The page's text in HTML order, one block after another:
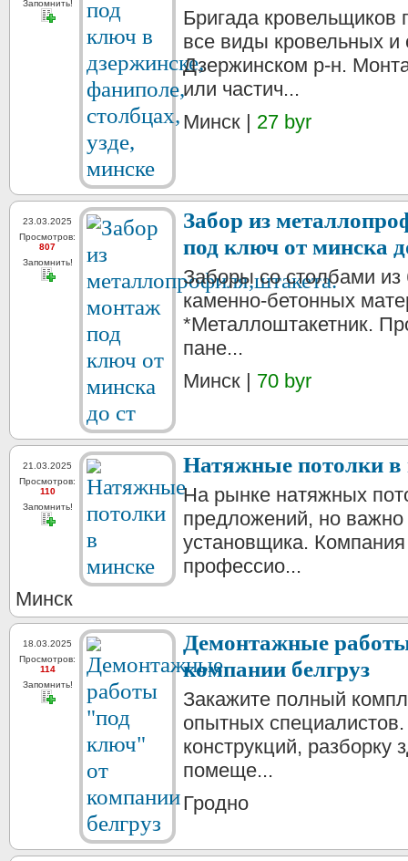
Запомнить!
Бригада
все виды кровельных
Дзержинском р-н.
или частич...
Минск | 27 byr
23.03.2025
Просмотров:
807
Запомнить!
Забор из
под ключ от минска
Заборы со столбами из
каменно-бетонных
*Металлоштакетник.
пане...
Минск | 70 byr
21.03.2025
Просмотров:
110
Запомнить!
Натяжные потолки в
На рынке натяжных
предложений, но
установщика.
профессио...
Минск
18.03.2025
Просмотров:
114
Запомнить!
Демонтажные
компании белгруз
Закажите полный
опытных
конструкций, разборку
помеще...
Гродно